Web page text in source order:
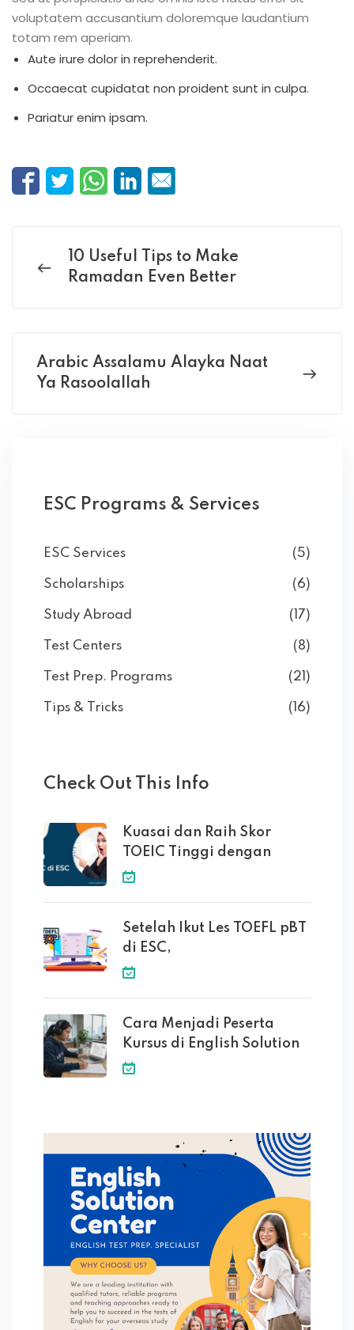
voluptatem accusantium doloremque laudantium
totam rem aperiam.
Aute irure dolor in reprehenderit.
Occaecat cupidatat non proident sunt in culpa.
Pariatur enim ipsam.
10 Useful Tips to Make
Ramadan Even Better
Arabic Assalamu Alayka Naat
Ya Rasoolallah
ESC Programs & Services
ESC Services (5)
Scholarships (6)
Study Abroad (17)
Test Centers (8)
Test Prep. Programs (21)
Tips & Tricks (16)
Check Out This Info
Kuasai dan Raih Skor
TOEIC Tinggi dengan
Setelah Ikut Les TOEFL pBT
di ESC,
Cara Menjadi Peserta
Kursus di English Solution